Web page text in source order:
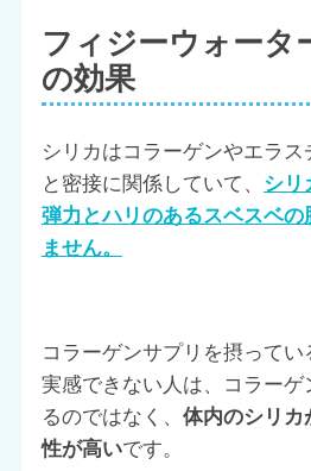
フィジーウォータ
の効果
シリカはコラーゲンやエラ
と密接に関係していて、 シリ
弾力とハリのあるスベスベの
ません。
コラーゲンサプリを摂ってい
実感できない人は、コラー
るのではなく、 体内のシリカ
性が高いです。